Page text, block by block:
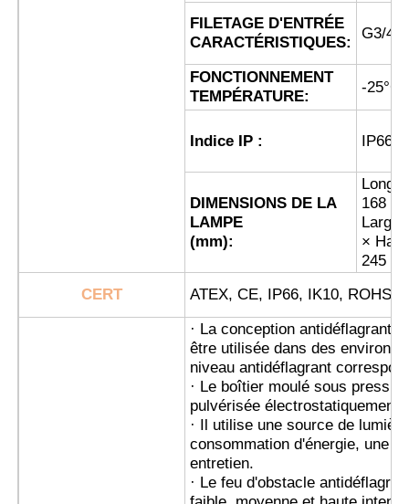
Lumière anti-déflagrante d'alarme
ventilateur antidéflagrant
interrupteur antidéflagrant
prise et prise anti-déflagrantes
FILETAGE D'ENTRÉE
CARACTÉRISTIQUES:
G3/4
FONCTIONNEMENT
TEMPÉRATURE:
-
Indice IP : IP66
DIMENSIONS DE LA
LAMPE
(mm):
168 ×
×
245
CERT
ATEX, CE, IP66, IK10, ROHS,
· La conception
être utilisée dans des
niveau antidéflagrant
· Le boîtier moulé sous
pulvérisée électrostatiquement
· Il utilise une source de
consommation d'énergie, une
entretien.
· Le feu d'obstacle